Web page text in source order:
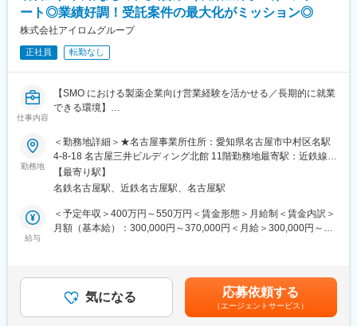
■キャリアステップ：
CRCとして幅広い経験を積むことや、スペシャリストとして特定
の疾患領域の専門的な経験を積んでいくことも可能です。
方もいらっしゃいます。
ともに2週間弱本社にて集合研修を行います。会社のことや業務を
遂行する上で必要な法令から実務まで座学中心でロープレを交え
ながら学んでいきます。その後、各拠点に配属され先輩社員から
業務を引継ぎながらOJT担当者とともに医療機関へ同行するな
ど、徐々に業務を身に着けていきます。確認テストやチェックシ
ートを用いながら習熟度を測り、入社後1年程度で一人で担当を持
てるようになります。なお、その後も定期的に中途入社者に対し
てフォローを行う体制が整っています。
・チームワーク：通常は1人で業務にあたることが多いですが、困
ったときや先輩や上司がサポートしてくれるため、安心して進め
られます。また、家族の急な体調不良や突発休の場合にも周囲が
代理対応をしてくれる風土があり、チームワークが強みです。
した。管理職における女性比率も63.6%と、ライフイベントの多
い女性も活躍しやすい環境です。正社員の場合、転勤可能性はあ
ート◎業績好調！受託案件の最大化がミッション◎
株式会社アイロムグループ
正社員 転勤なし
仕事内容
【SMO における製薬企業向け営業経験を活かせる／長期的に就業
できる環境】
■募集背景：
製薬企業とのアライアンスを深化させ、治験案件受託を最大化す
るため、戦略的視点で営業をリードできるフィールドセールスエ
キスパートを募集します。治験施設支援機関（SMO）の営業に精
通し、提案設計・予算戦略・交渉・クロージングまでを一貫して
ドライブできるリーダー人材を求めています。
スト」と連携し、案件ごとの最適な受託条件を設計し、受注確度
とを収益性を最大化します。
勤務地
＜勤務地詳細＞★名古屋事業所住所：愛知県名古屋市中村区名駅
4-8-18 名古屋三井ビルディング北館 11階勤務地最寄駅：近鉄線／
近鉄名古屋駅駅受動喫煙対策：屋内全面禁煙
【最寄り駅】
名鉄名古屋駅、近鉄名古屋駅、名古屋駅
給与
＜予定年収＞400万円～550万円＜賃金形態＞月給制＜賃金内訳＞
月額（基本給）：300,000円～370,000円＜月給＞300,000円～
の金額であり、選考を通じて上下する可能性があります。月給(月
額)は固定手当を含めた表記です。
気になる 応募依頼する
（エージェントサービス）